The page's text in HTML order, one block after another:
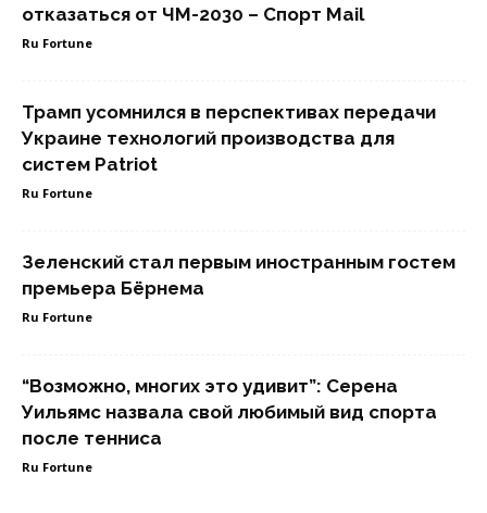
отказаться от ЧМ-2030 – Спорт Mail
Ru Fortune
Трамп усомнился в перспективах передачи
Украине технологий производства для
систем Patriot
Ru Fortune
Зеленский стал первым иностранным гостем
премьера Бёрнема
Ru Fortune
“Возможно, многих это удивит”: Серена
Уильямс назвала свой любимый вид спорта
после тенниса
Ru Fortune